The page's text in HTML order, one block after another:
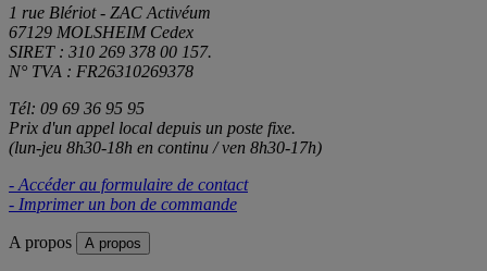
1 rue Blériot - ZAC Activéum
67129 MOLSHEIM Cedex
SIRET : 310 269 378 00 157.
N° TVA : FR26310269378
Tél: 09 69 36 95 95
Prix d'un appel local depuis un poste fixe.
(lun-jeu 8h30-18h en continu / ven 8h30-17h)
- Accéder au formulaire de contact
- Imprimer un bon de commande
A propos A propos